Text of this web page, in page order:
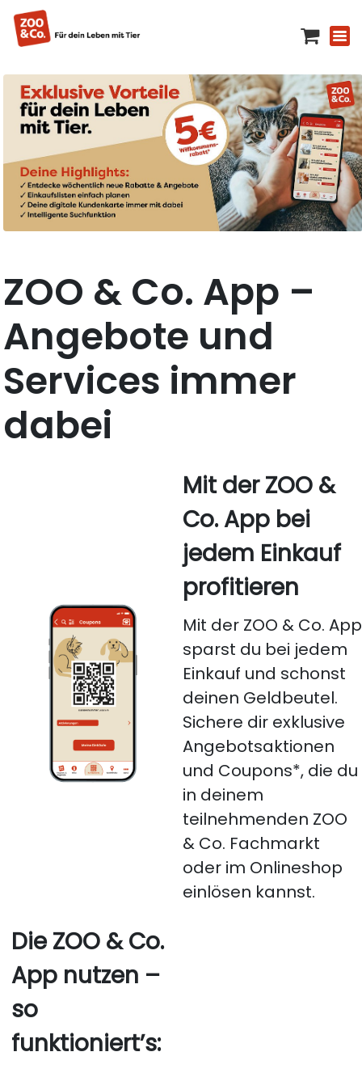
ZOO & Co. App –
Angebote und
Services immer
dabei
Mit der ZOO &
Co. App bei
jedem Einkauf
profitieren
Mit der ZOO & Co. App
sparst du bei jedem
Einkauf und schonst
deinen Geldbeutel.
Sichere dir exklusive
Angebotsaktionen
und Coupons*, die du
in deinem
teilnehmenden ZOO
& Co. Fachmarkt
oder im Onlineshop
einlösen kannst.
Die ZOO & Co.
App nutzen –
so
funktioniert’s: